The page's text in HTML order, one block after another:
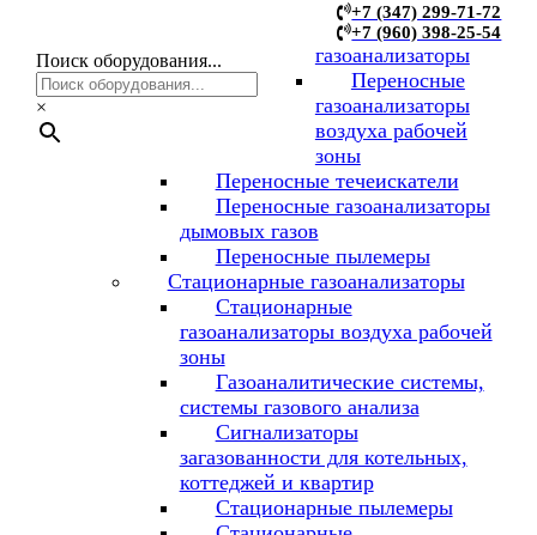
+7 (347) 299-71-72
+7 (960) 398-25-54
Поиск оборудования...
×
газоанализаторы
Переносные
газоанализаторы
воздуха рабочей
зоны
Переносные течеискатели
Переносные газоанализаторы
дымовых газов
Переносные пылемеры
Стационарные газоанализаторы
Стационарные
газоанализаторы воздуха рабочей
зоны
Газоаналитические системы,
системы газового анализа
Сигнализаторы
загазованности для котельных,
коттеджей и квартир
Стационарные пылемеры